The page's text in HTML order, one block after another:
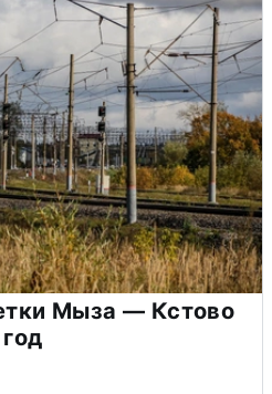
Мыза — Кстово